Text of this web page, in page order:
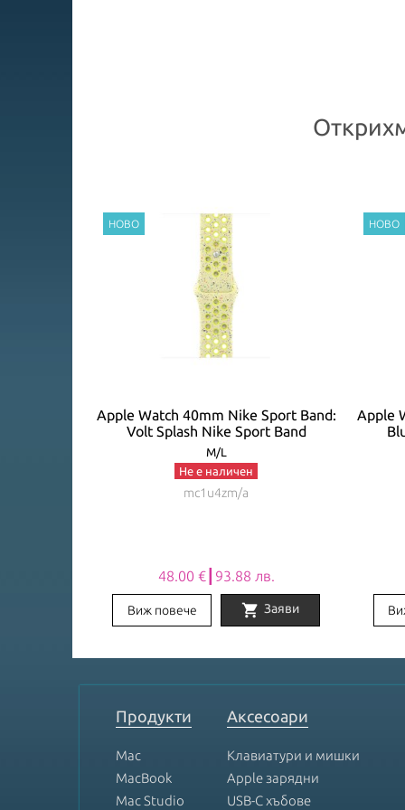
Apple Watch 40mm Nike Sport Band:
Volt Splash Nike Sport Band
M/L
Не е наличен
mc1u4zm/a
48.00 €┃93.88 лв.
Виж повече shopping_cart Заяви
Apple
1
Продукти
Mac
MacBook
Mac Studio
Аксесоари
Клавиатури и мишки
Apple зарядни
USB-C хъбове